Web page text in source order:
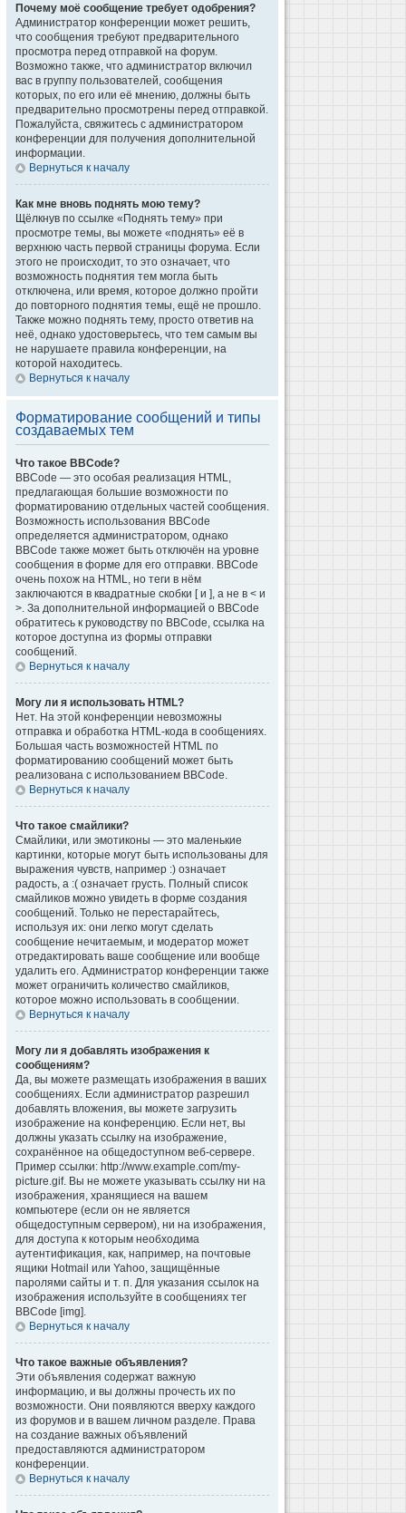
Почему моё сообщение требует одобрения?
Администратор конференции может решить,
что сообщения требуют предварительного
просмотра перед отправкой на форум.
Возможно также, что администратор включил
вас в группу пользователей, сообщения
которых, по его или её мнению, должны быть
предварительно просмотрены перед отправкой.
Пожалуйста, свяжитесь с администратором
конференции для получения дополнительной
информации.
Вернуться к началу
Как мне вновь поднять мою тему?
Щёлкнув по ссылке «Поднять тему» при
просмотре темы, вы можете «поднять» её в
верхнюю часть первой страницы форума. Если
этого не происходит, то это означает, что
возможность поднятия тем могла быть
отключена, или время, которое должно пройти
до повторного поднятия темы, ещё не прошло.
Также можно поднять тему, просто ответив на
неё, однако удостоверьтесь, что тем самым вы
не нарушаете правила конференции, на
которой находитесь.
Вернуться к началу
Форматирование сообщений и типы
создаваемых тем
Что такое BBCode?
BBCode — это особая реализация HTML,
предлагающая большие возможности по
форматированию отдельных частей сообщения.
Возможность использования BBCode
определяется администратором, однако
BBCode также может быть отключён на уровне
сообщения в форме для его отправки. BBCode
очень похож на HTML, но теги в нём
заключаются в квадратные скобки [ и ], а не в < и
>. За дополнительной информацией о BBCode
обратитесь к руководству по BBCode, ссылка на
которое доступна из формы отправки
сообщений.
Вернуться к началу
Могу ли я использовать HTML?
Нет. На этой конференции невозможны
отправка и обработка HTML-кода в сообщениях.
Большая часть возможностей HTML по
форматированию сообщений может быть
реализована с использованием BBCode.
Вернуться к началу
Что такое смайлики?
Смайлики, или эмотиконы — это маленькие
картинки, которые могут быть использованы для
выражения чувств, например :) означает
радость, а :( означает грусть. Полный список
смайликов можно увидеть в форме создания
сообщений. Только не перестарайтесь,
используя их: они легко могут сделать
сообщение нечитаемым, и модератор может
отредактировать ваше сообщение или вообще
удалить его. Администратор конференции также
может ограничить количество смайликов,
которое можно использовать в сообщении.
Вернуться к началу
Могу ли я добавлять изображения к
сообщениям?
Да, вы можете размещать изображения в ваших
сообщениях. Если администратор разрешил
добавлять вложения, вы можете загрузить
изображение на конференцию. Если нет, вы
должны указать ссылку на изображение,
сохранённое на общедоступном веб-сервере.
Пример ссылки: http://www.example.com/my-
picture.gif. Вы не можете указывать ссылку ни на
изображения, хранящиеся на вашем
компьютере (если он не является
общедоступным сервером), ни на изображения,
для доступа к которым необходима
аутентификация, как, например, на почтовые
ящики Hotmail или Yahoo, защищённые
паролями сайты и т. п. Для указания ссылок на
изображения используйте в сообщениях тег
BBCode [img].
Вернуться к началу
Что такое важные объявления?
Эти объявления содержат важную
информацию, и вы должны прочесть их по
возможности. Они появляются вверху каждого
из форумов и в вашем личном разделе. Права
на создание важных объявлений
предоставляются администратором
конференции.
Вернуться к началу